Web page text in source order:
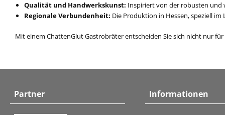
Qualität und Handwerkskunst: Inspiriert von der robusten und
Regionale Verbundenheit: Die Produktion in Hessen, speziell
Mit einem ChattenGlut Gastrobräter entscheiden Sie sich nicht nur
Informationen
Partner